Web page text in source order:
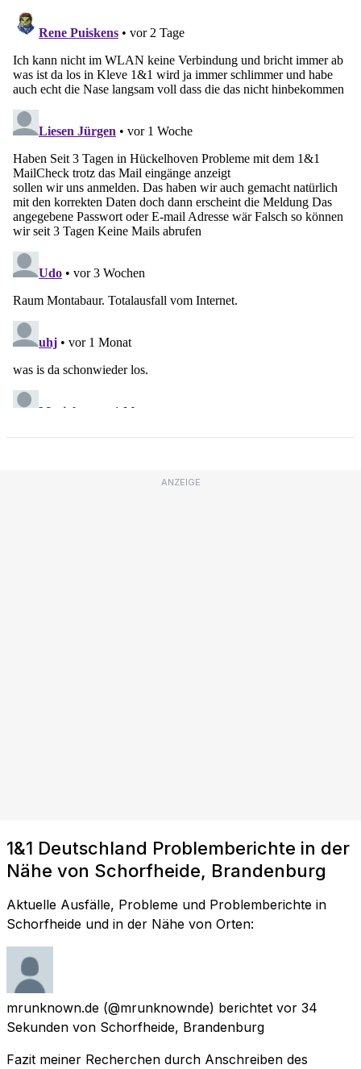
ANZEIGE
1&1 Deutschland Problemberichte in der
Nähe von Schorfheide, Brandenburg
Aktuelle Ausfälle, Probleme und Problemberichte in
Schorfheide und in der Nähe von Orten:
mrunknown.de (@mrunknownde) berichtet vor 34
Sekunden von Schorfheide, Brandenburg
Fazit meiner Recherchen durch Anschreiben des